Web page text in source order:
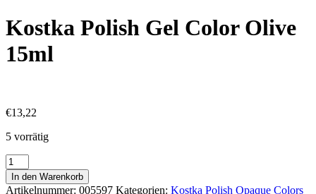
Kostka Polish Gel Color Olive
15ml
€13,22
5 vorrätig
Kostka
Polish
Gel
In den Warenkorb
Artikelnummer: 005597 Kategorien: Kostka Polish Opaque Colors